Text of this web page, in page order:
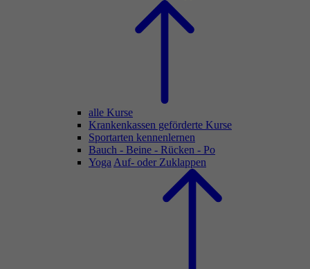
alle Kurse
Krankenkassen geförderte Kurse
Sportarten kennenlernen
Bauch - Beine - Rücken - Po
Yoga Auf- oder Zuklappen